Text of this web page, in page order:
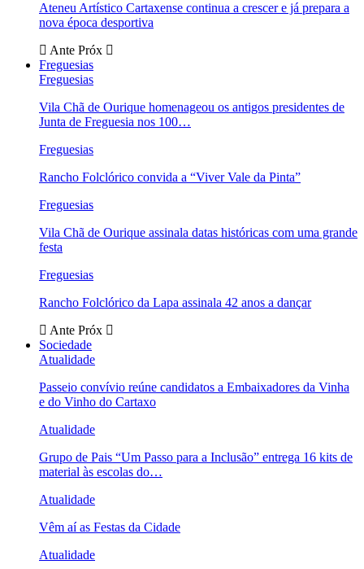
Ateneu Artístico Cartaxense continua a crescer e já prepara a
nova época desportiva
Ante Próx
Freguesias
Freguesias
Vila Chã de Ourique homenageou os antigos presidentes de
Junta de Freguesia nos 100…
Freguesias
Rancho Folclórico convida a “Viver Vale da Pinta”
Freguesias
Vila Chã de Ourique assinala datas históricas com uma grande
festa
Freguesias
Rancho Folclórico da Lapa assinala 42 anos a dançar
Ante Próx
Sociedade
Atualidade
Passeio convívio reúne candidatos a Embaixadores da Vinha
e do Vinho do Cartaxo
Atualidade
Grupo de Pais “Um Passo para a Inclusão” entrega 16 kits de
material às escolas do…
Atualidade
Vêm aí as Festas da Cidade
Atualidade